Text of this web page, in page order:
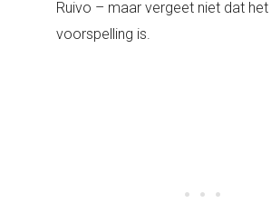
Ruivo – maar vergeet niet dat
voorspelling is.